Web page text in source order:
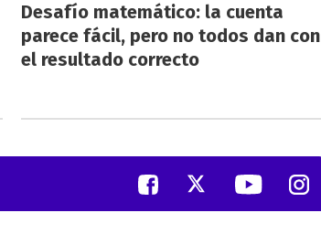
Desafío matemático: la cuenta
parece fácil, pero no todos dan con
el resultado correcto